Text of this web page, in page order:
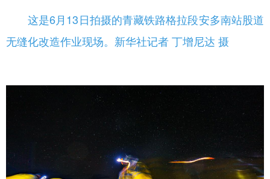
这是6月13日拍摄的青藏铁路格拉段安多南站股道
无缝化改造作业现场。新华社记者 丁增尼达 摄